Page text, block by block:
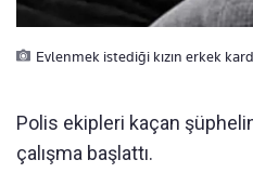
Evlenmek istediği kızın erkek
Polis ekipleri kaçan
çalışma başlattı.